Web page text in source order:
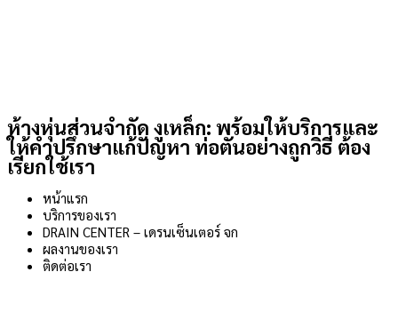
ห้างหุ่นส่วนจำกัด งูเหล็ก: พร้อมให้บริการและ
ให้คำปรึกษาแก้ปัญหา ท่อตันอย่างถูกวิธี ต้อง
เรียกใช้เรา
หน้าแรก
บริการของเรา
DRAIN CENTER – เดรนเซ็นเตอร์ จก
ผลงานของเรา
ติดต่อเรา